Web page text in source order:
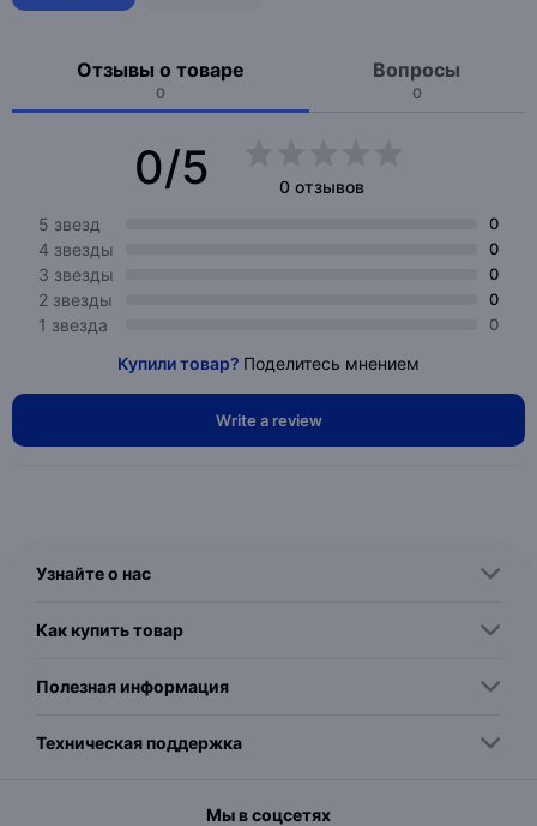
Отзывы о товаре
0
Вопросы
0
0/5
0 отзывов
5 звезд
0
4 звезды 0
3 звезды 0
2 звезды 0
1 звезда 0
Купили товар? Поделитесь мнением
Write a review
Узнайте о нас
Как купить товар
Полезная информация
Техническая поддержка
Мы в соцсетях